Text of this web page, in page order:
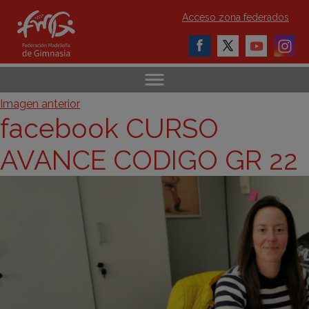
Acceso zona federados
Imagen anterior
facebook CURSO
AVANCE CODIGO GR 22